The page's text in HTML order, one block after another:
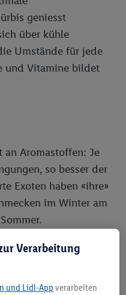
geniesst
über kühle
Umstände für jede
und Vitamine bildet
Aromastoffen: Je
so besser der
Exoten haben «ihre»
im Winter am
Saisonaler Einkauf
Verarbeitung
und Lidl-App verarbeiten